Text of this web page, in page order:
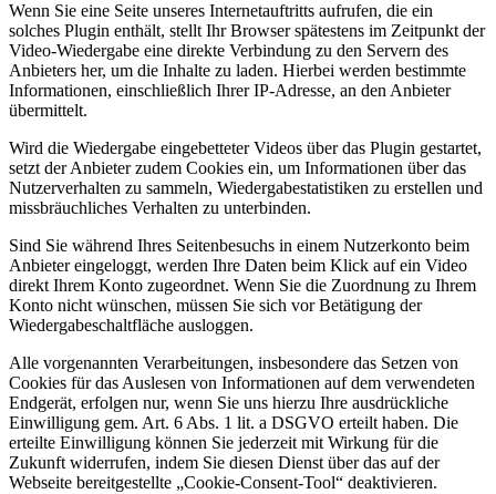
Wenn Sie eine Seite unseres Internetauftritts aufrufen, die ein
solches Plugin enthält, stellt Ihr Browser spätestens im Zeitpunkt der
Video-Wiedergabe eine direkte Verbindung zu den Servern des
Anbieters her, um die Inhalte zu laden. Hierbei werden bestimmte
Informationen, einschließlich Ihrer IP-Adresse, an den Anbieter
übermittelt.
Wird die Wiedergabe eingebetteter Videos über das Plugin gestartet,
setzt der Anbieter zudem Cookies ein, um Informationen über das
Nutzerverhalten zu sammeln, Wiedergabestatistiken zu erstellen und
missbräuchliches Verhalten zu unterbinden.
Sind Sie während Ihres Seitenbesuchs in einem Nutzerkonto beim
Anbieter eingeloggt, werden Ihre Daten beim Klick auf ein Video
direkt Ihrem Konto zugeordnet. Wenn Sie die Zuordnung zu Ihrem
Konto nicht wünschen, müssen Sie sich vor Betätigung der
Wiedergabeschaltfläche ausloggen.
Alle vorgenannten Verarbeitungen, insbesondere das Setzen von
Cookies für das Auslesen von Informationen auf dem verwendeten
Endgerät, erfolgen nur, wenn Sie uns hierzu Ihre ausdrückliche
Einwilligung gem. Art. 6 Abs. 1 lit. a DSGVO erteilt haben. Die
erteilte Einwilligung können Sie jederzeit mit Wirkung für die
Zukunft widerrufen, indem Sie diesen Dienst über das auf der
Webseite bereitgestellte „Cookie-Consent-Tool“ deaktivieren.